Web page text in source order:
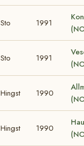
Sto 1991
Sto 1991
Hingst 1990
Hingst 1990